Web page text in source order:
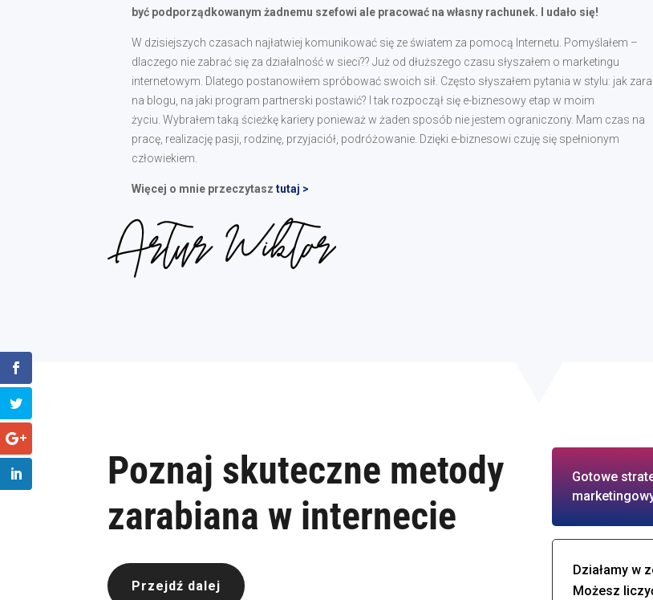
być podporządkowanym żadnemu szefowi ale pracować na własny rachunek. I udało się!
W dzisiejszych czasach najłatwiej komunikować się ze światem za pomocą Internetu. Pomyślałem –
dlaczego nie zabrać się za działalność w sieci?? Już od dłuższego czasu słyszałem o marketingu
internetowym. Dlatego postanowiłem spróbować swoich sił. Często słyszałem pytania w stylu: jak
na blogu, na jaki program partnerski postawić? I tak rozpoczął się e-biznesowy etap w moim
życiu. Wybrałem taką ścieżkę kariery ponieważ w żaden sposób nie jestem ograniczony. Mam czas na
pracę, realizację pasji, rodzinę, przyjaciół, podróżowanie. Dzięki e-biznesowi czuję się spełnionym
człowiekiem.
Więcej o mnie przeczytasztutaj >
Poznaj skuteczne metody
zarabiana w internecie
Przejdź dalej
Gotowe
Działamy w
Możesz